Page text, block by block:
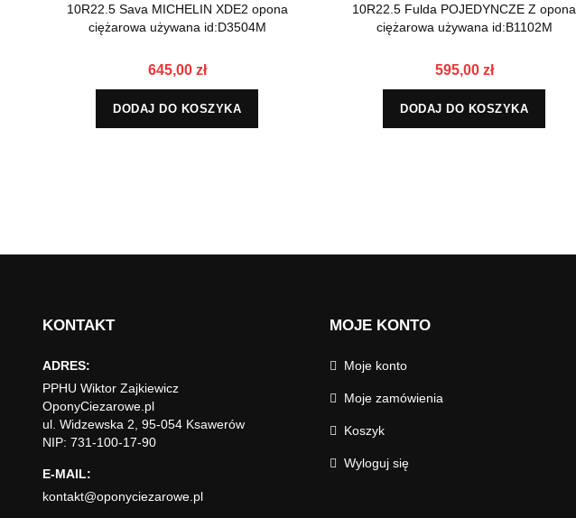
10R22.5 Sava MICHELIN XDE2 opona
ciężarowa używana id:D3504M
645,00 zł
DODAJ DO KOSZYKA
10R22.5 Fulda POJEDYNCZE Z opona
ciężarowa używana id:B1102M
595,00 zł
DODAJ DO KOSZYKA
KONTAKT
ADRES:
PPHU Wiktor Zajkiewicz
OponyCiezarowe.pl
ul. Widzewska 2, 95-054 Ksawerów
NIP: 731-100-17-90
E-MAIL:
kontakt@oponyciezarowe.pl
MOJE KONTO
Moje konto
Moje zamówienia
Koszyk
Wyloguj się